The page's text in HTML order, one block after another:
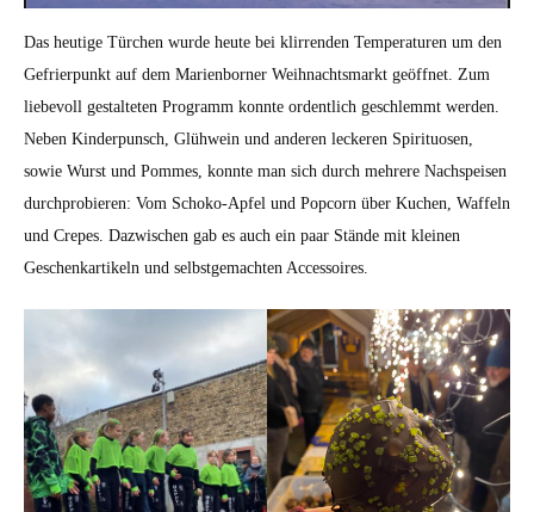
Das heutige Türchen wurde heute bei klirrenden Temperaturen um den
Gefrierpunkt auf dem Marienborner Weihnachtsmarkt geöffnet. Zum
liebevoll gestalteten Programm konnte ordentlich geschlemmt werden.
Neben Kinderpunsch, Glühwein und anderen leckeren Spirituosen,
sowie Wurst und Pommes, konnte man sich durch mehrere Nachspeisen
durchprobieren: Vom Schoko-Apfel und Popcorn über Kuchen, Waffeln
und Crepes. Dazwischen gab es auch ein paar Stände mit kleinen
Geschenkartikeln und selbstgemachten Accessoires.